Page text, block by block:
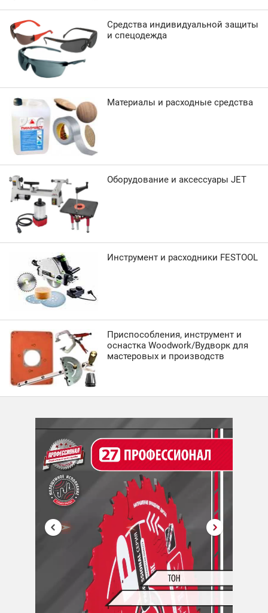
Средства индивидуальной защиты
и спецодежда
Материалы и расходные средства
Оборудование и аксессуары JET
Инструмент и расходники FESTOOL
Приспособления, инструмент и
оснастка Woodwork/Вудворк для
мастеровых и производств